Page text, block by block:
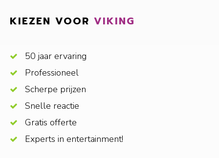
KIEZEN VOOR VIKING
50 jaar ervaring
Professioneel
Scherpe prijzen
Snelle reactie
Gratis offerte
Experts in entertainment!